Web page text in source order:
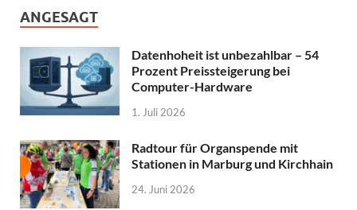
ANGESAGT
Datenhoheit ist unbezahlbar – 54
Prozent Preissteigerung bei
Computer-Hardware
1. Juli 2026
Radtour für Organspende mit
Stationen in Marburg und Kirchhain
24. Juni 2026